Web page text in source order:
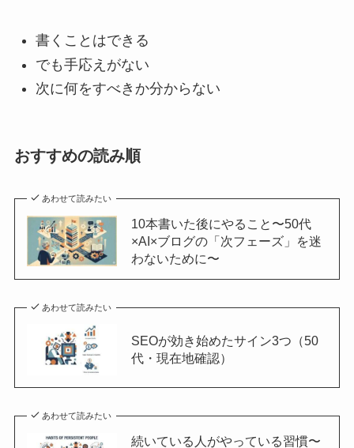
書くことはできる
でも手応えがない
次に何をすべきか分からない
おすすめの読み順
あわせて読みたい
10本書いた後にやること〜50代
×AI×ブログの「次フェーズ」を迷
わないために〜
あわせて読みたい
SEOが効き始めたサイン3つ（50
代・現在地確認）
あわせて読みたい
続いている人がやっている習慣〜